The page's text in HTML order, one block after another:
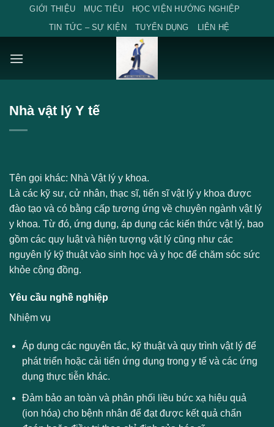
content
GIỚI THIỆU MỤC TIÊU
HỌC VIỆN HƯỚNG NGHIỆP
TIN TỨC – SỰ KIỆN
TUYỂN DỤNG LIÊN HỆ
Nhà vật lý Y tế
Tên gọi khác: Nhà Vật lý y khoa.
Là các kỹ sư, cử nhân, thạc sĩ, tiến sĩ vật lý y khoa được
đào tạo và có bằng cấp tương ứng về chuyên ngành vật lý
y khoa. Từ đó, ứng dụng, áp dụng các kiến thức vật lý, bao
gồm các quy luật và hiện tượng vật lý cũng như các
nguyên lý kỹ thuật vào sinh học và y học để chăm sóc sức
khỏe cộng đồng.
Yêu cầu nghề nghiệp
Nhiệm vụ
Áp dụng các nguyên tắc, kỹ thuật và quy trình vật lý để
phát triển hoặc cải tiến ứng dụng trong y tế và các ứng
dụng thực tiễn khác.
Đảm bảo an toàn và phân phối liều bức xạ hiệu quả
(ion hóa) cho bệnh nhân để đạt được kết quả chẩn